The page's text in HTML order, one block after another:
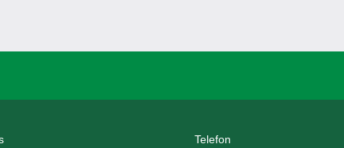
Telefon